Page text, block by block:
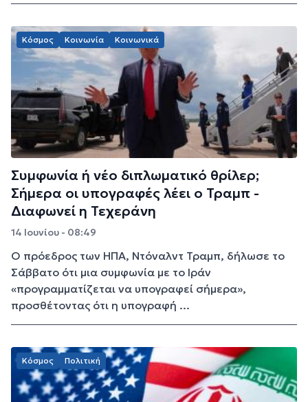
Κόσμος Κοινωνία Κοινωνικά
Συμφωνία ή νέο διπλωματικό θρίλερ;
Σήμερα οι υπογραφές λέει ο Τραμπ -
Διαφωνεί η Τεχεράνη
14 Ιουνίου - 08:49
Ο πρόεδρος των ΗΠΑ, Ντόναλντ Τραμπ, δήλωσε το
Σάββατο ότι μια συμφωνία με το Ιράν
«προγραμματίζεται να υπογραφεί σήμερα»,
προσθέτοντας ότι η υπογραφή ...
Κόσμος Πολιτική